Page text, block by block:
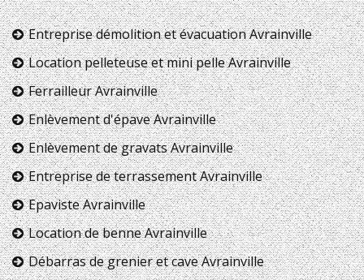
Entreprise démolition et évacuation Avrainville
Location pelleteuse et mini pelle Avrainville
Ferrailleur Avrainville
Enlèvement d'épave Avrainville
Enlèvement de gravats Avrainville
Entreprise de terrassement Avrainville
Epaviste Avrainville
Location de benne Avrainville
Débarras de grenier et cave Avrainville